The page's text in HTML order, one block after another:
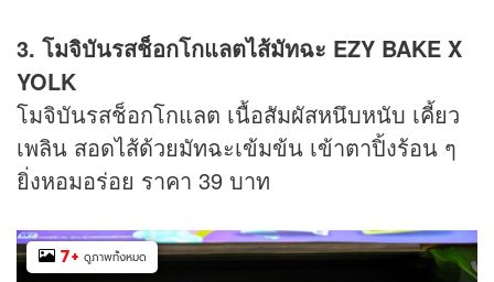
3. โมจิบันรสช็อกโกแลตไส้มัทฉะ EZY BAKE X
YOLK
โมจิบันรสช็อกโกแลต เนื้อสัมผัสหนึบหนับ เคี้ยว
เพลิน สอดไส้ด้วยมัทฉะเข้มข้น เข้าตาปิ้งร้อน ๆ
ยิ่งหอมอร่อย ราคา 39 บาท
7+ ดูภาพทั้งหมด